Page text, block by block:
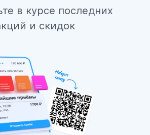
в курсе последних
и скидок